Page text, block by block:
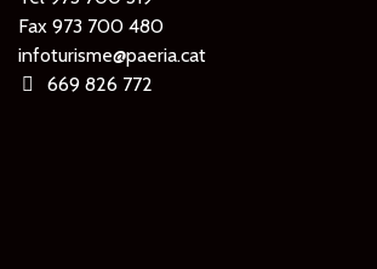
Fax 973 700 480
infoturisme@paeria.cat
669 826 772